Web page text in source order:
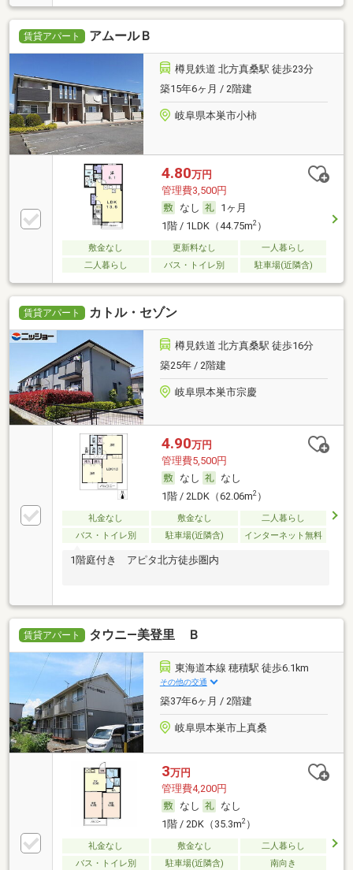
賃貸アパート アムールＢ
樽見鉄道 北方真桑駅 徒歩23分
築15年6ヶ月 / 2階建
岐阜県本巣市小柿
4.80万円
管理費3,500円
なし
1ヶ月
1階 / 1LDK（44.75m2）
敷金なし 更新料なし
一人暮らし
二人暮らし
バス・トイレ別 駐車場(近隣含)
賃貸アパート カトル・セゾン
樽見鉄道 北方真桑駅 徒歩16分
築25年 / 2階建
岐阜県本巣市宗慶
4.90万円
管理費5,500円
なし
なし
1階 / 2LDK（62.06m2）
礼金なし 敷金なし
二人暮らし
バス・トイレ別
駐車場(近隣含) インターネット無料
1階庭付き アピタ北方徒歩圏内
賃貸アパート タウニ―美登里 Ｂ
東海道本線 穂積駅 徒歩6.1km
その他の交通
築37年6ヶ月 / 2階建
岐阜県本巣市上真桑
3万円
管理費4,200円
なし
なし
1階 / 2DK（35.3m2）
礼金なし 敷金なし
二人暮らし
バス・トイレ別
駐車場(近隣含) 南向き